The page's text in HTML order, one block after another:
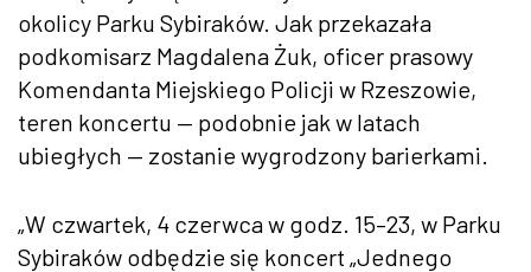
okolicy Parku Sybiraków. Jak przekazała
podkomisarz Magdalena Żuk, oficer prasowy
Komendanta Miejskiego Policji w Rzeszowie,
teren koncertu — podobnie jak w latach
ubiegłych — zostanie wygrodzony barierkami.
„W czwartek, 4 czerwca w godz. 15–23, w Parku
Sybiraków odbędzie się koncert „Jednego